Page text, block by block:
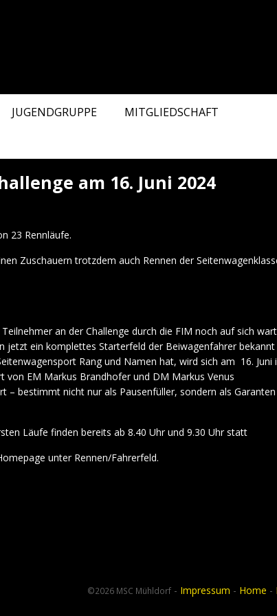
JUGENDGRUPPE MITGLIEDSCHAFT
am 16. Juni 2024
23 Rennläufe.
Zuschauern trotzdem auch Rennen der
an der Challenge durch die FIM noch auf sich
jetzt ein komplettes Starterfeld der Beiwagenfahrer bekannt
Rang und Namen hat, wird sich am 16. Juni
von EM Markus Brandhofer und DM Markus Venus
– bestimmt nicht nur als Pausenfüller, sondern als
Läufe finden bereits ab 8.40 Uhr und 9.30 Uhr statt
unter Rennen/Fahrerfeld.
©2026 MSC Mühldorf - Impressum - Home -